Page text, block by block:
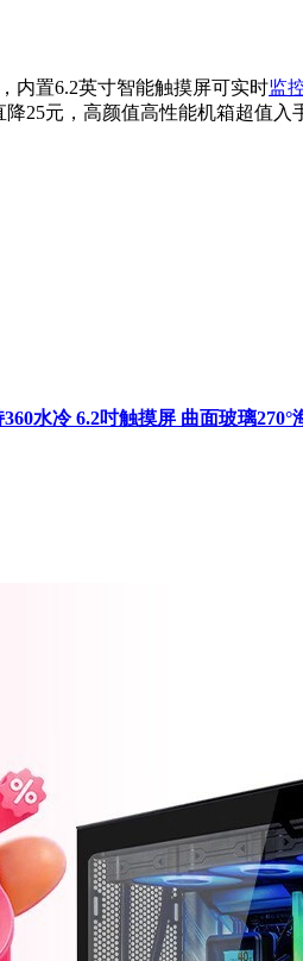
内置6.2英寸智能触摸屏可实时监
25元，高颜值高性能机箱超值入
水冷 6.2吋触摸屏 曲面玻璃270°